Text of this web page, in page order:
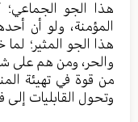
هذا الجو
المؤمنة، ولو أن
هذا الجو المثير؛
والحر، ومن هم على
من قوة في تهيئة
وتحول القابليات إلى